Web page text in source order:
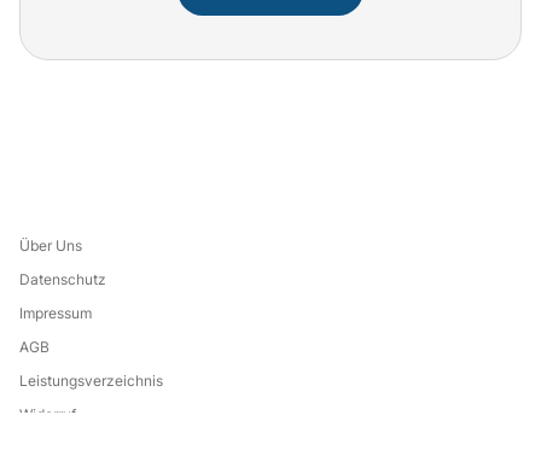
Über Uns
Datenschutz
Impressum
AGB
Leistungsverzeichnis
Widerruf